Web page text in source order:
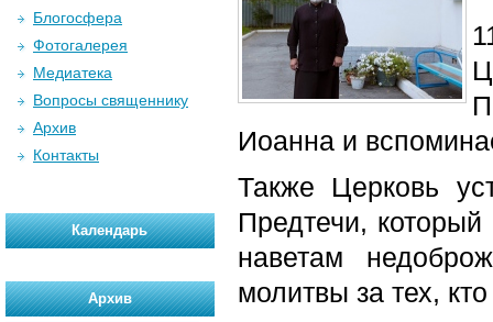
Иоанна и
Также Церковь
Предтечи,
наветам
молитвы за тех,
Блогосфера
Фотогалерея
Медиатека
Вопросы священнику
Архив
Контакты
Календарь
Архив